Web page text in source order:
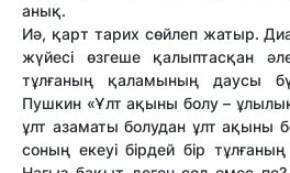
анық.
Иә, қарт тарих сөйлеп жатыр.
жүйесі өзгеше қалыптасқан
тұлғаның қаламының даусы
Пушкин «Ұлт ақыны болу –
ұлт азаматы болудан ұлт ақыны
соның екеуі бірдей бір